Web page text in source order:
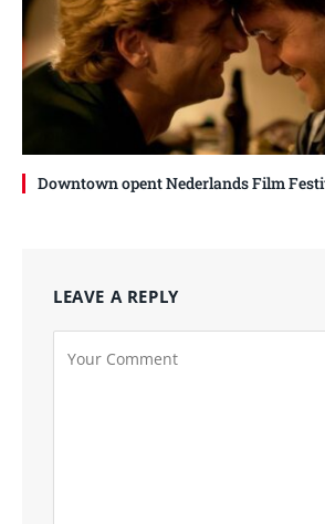
Downtown opent Nederlands Film
LEAVE A REPLY